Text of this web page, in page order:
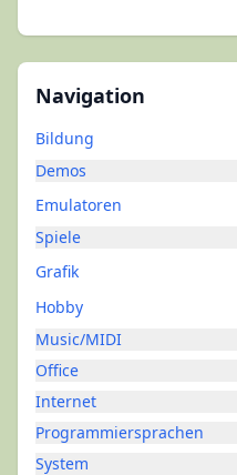
Navigation
Bildung
Demos
Emulatoren
Spiele
Grafik
Hobby
Music/MIDI
Office
Internet
Programmiersprachen
System